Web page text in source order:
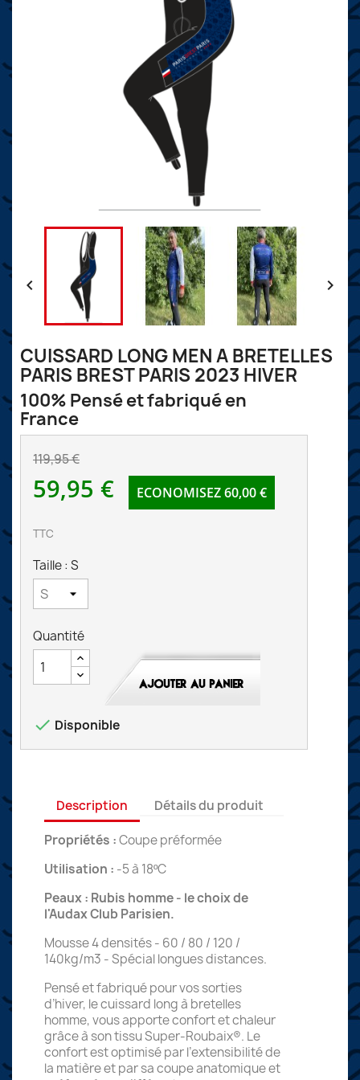
 
CUISSARD LONG MEN A BRETELLES
PARIS BREST PARIS 2023 HIVER
100% Pensé et fabriqué en
France
119,95 €
59,95 € ECONOMISEZ 60,00 €
TTC
Taille : S
Quantité
 Disponible
Description Détails du produit
Propriétés :Coupe préformée
Utilisation : -5 à 18ºC
Peaux : Rubis homme - le choix de
l'Audax Club Parisien.
Mousse 4 densités - 60 / 80 / 120 /
140kg/m3 - Spécial longues distances.
Pensé et fabriqué pour vos sorties
d’hiver, le cuissard long à bretelles
homme, vous apporte confort et chaleur
grâce à son tissu Super-Roubaix®. Le
confort est optimisé par l’extensibilité de
la matière et par sa coupe anatomique et